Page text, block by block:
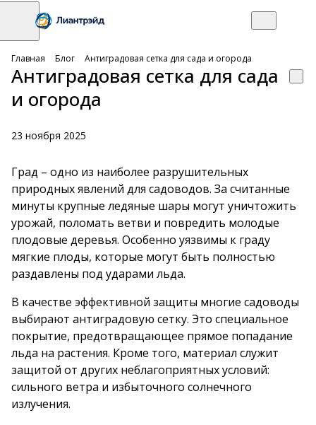
Главная Блог Антиградовая сетка для сада и огорода
Антиградовая сетка для сада
и огорода
23 ноября 2025
Град – одно из наиболее разрушительных
природных явлений для садоводов. За считанные
минуты крупные ледяные шары могут уничтожить
урожай, поломать ветви и повредить молодые
плодовые деревья. Особенно уязвимы к граду
мягкие плоды, которые могут быть полностью
раздавлены под ударами льда.
В качестве эффективной защиты многие садоводы
выбирают антиградовую сетку. Это специальное
покрытие, предотвращающее прямое попадание
льда на растения. Кроме того, материал служит
защитой от других неблагоприятных условий:
сильного ветра и избыточного солнечного
излучения.